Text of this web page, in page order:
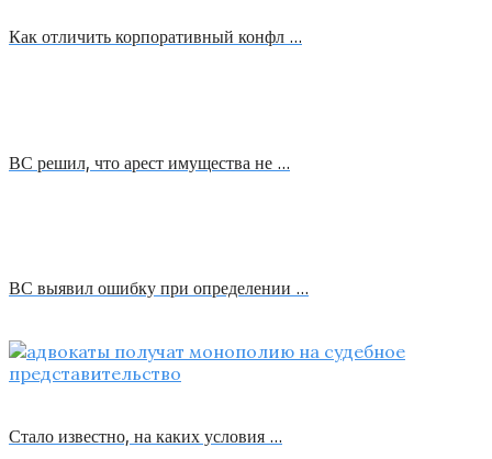
Как отличить корпоративный конфл …
ВС решил, что арест имущества не …
ВС выявил ошибку при определении …
Стало известно, на каких условия …